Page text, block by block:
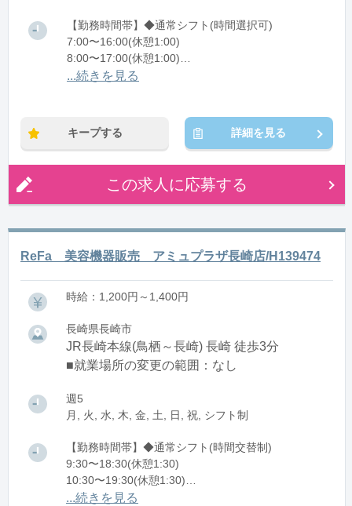
【勤務時間帯】◆通常シフト(時間選択可)
7:00〜16:00(休憩1:00)
8:00〜17:00(休憩1:00)
12:00〜21:00(休憩1:00)
...続きを見る
キープする 詳細を見る
この求人に応募する
ReFa 美容機器販売 アミュプラザ長崎店/H139474
時給：1,200円～1,400円
長崎県長崎市
JR長崎本線(鳥栖～長崎) 長崎 徒歩3分
■就業場所の変更の範囲：なし
週5
月, 火, 水, 木, 金, 土, 日, 祝, シフト制
【勤務時間帯】◆通常シフト(時間交替制)
9:30〜18:30(休憩1:30)
10:30〜19:30(休憩1:30)
11:15〜20:15(休憩1:30)
...続きを見る